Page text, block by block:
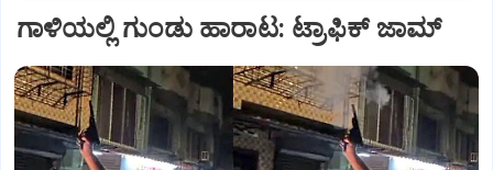
ಗಾಳಿಯಲ್ಲಿ ಗುಂಡು ಹಾರಾಟ: ಟ್ರಾಫಿಕ್‌ ಜಾಮ್